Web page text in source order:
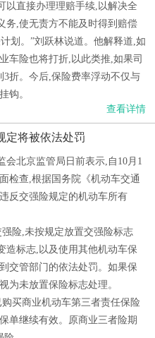
以直接办理理赔手续,以解决全
务,使无责方不能及时得到赔偿
划。”刘跃林说道。他解释道,如
车险也将打折,以此类推,如果司
折。今后,保险费率浮动不仅与
钩。
查看详情
定将被依法处罚
会北京监管局日前表示,自10月1
检查,根据国务院《机动车交通
反交强险规定的机动车所有
险,未按规定放置交强险标志
造标志,以及使用其他机动车保
交管部门的依法处罚。如果保
为未放置保险标志处理。
买商业机动车第三者责任保险
单继续有效。原商业三者险期